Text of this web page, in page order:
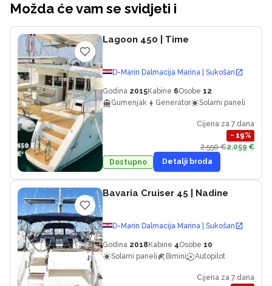
Možda će vam se svidjeti i
Lagoon 450 | Time
D-Marin Dalmacija Marina | Sukošan
Godina 2015Kabine 6Osobe 12
Gumenjak
Generator Solarni paneli
Cijena za 7 dana
− 19%
2.550 €2.059 €
Dostupno
Detalji broda
Bavaria Cruiser 45 | Nadine
D-Marin Dalmacija Marina | Sukošan
Godina 2018 Kabine 4Osobe 10
Solarni paneli
Bimini Autopilot
Cijena za 7 dana